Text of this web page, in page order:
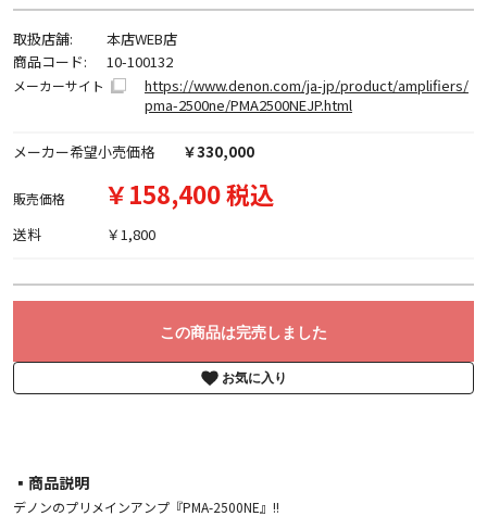
取扱店舗:
本店WEB店
商品コード:
10-100132
メーカーサイト
https://www.denon.com/ja-jp/product/amplifiers/
pma-2500ne/PMA2500NEJP.html
メーカー希望小売価格 ￥330,000
販売価格 ￥158,400 税込
送料 ￥1,800
この商品は完売しました
お気に入り
▪︎商品説明
デノンのプリメインアンプ『PMA-2500NE』!!